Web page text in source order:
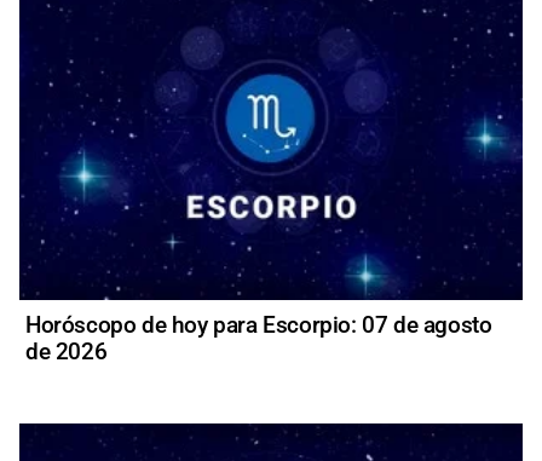
Horóscopo de hoy para Escorpio: 07 de agosto
de 2026